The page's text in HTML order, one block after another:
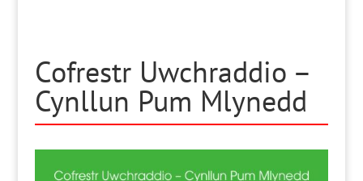
Cofrestr Uwchraddio –
Cynllun Pum Mlynedd